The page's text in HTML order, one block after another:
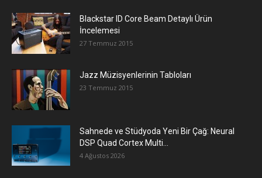
Blackstar ID Core Beam Detaylı Ürün
İncelemesi
27 Temmuz 2015
Jazz Müzisyenlerinin Tabloları
23 Temmuz 2015
Sahnede ve Stüdyoda Yeni Bir Çağ: Neural
DSP Quad Cortex Multi...
4 Ağustos 2026